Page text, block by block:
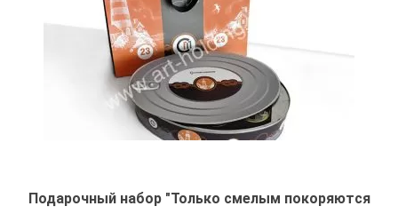
Подарочный набор "Только смелым покоряются